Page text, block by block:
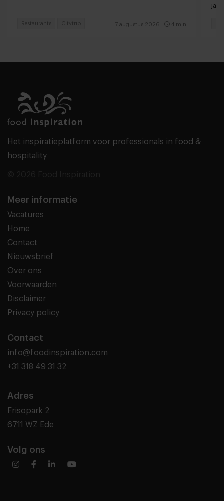
7 augustus 2026 4 min
Restaurants Citytrip
Het inspiratieplatform voor professionals in food &
hospitality
Meer informatie
Vacatures
Home
Contact
Nieuwsbrief
Over ons
Voorwaarden
Disclaimer
Privacy policy
Contact
info@foodinspiration.com
+31 318 49 31 32
Adres
Frisopark 2
6711 WZ Ede
Volg ons